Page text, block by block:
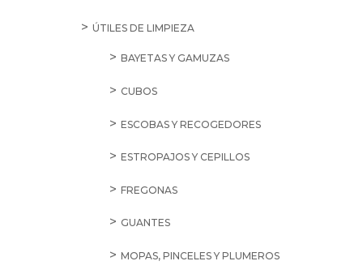
ÚTILES DE LIMPIEZA
BAYETAS Y GAMUZAS
CUBOS
ESCOBAS Y RECOGEDORES
ESTROPAJOS Y CEPILLOS
FREGONAS
GUANTES
MOPAS, PINCELES Y PLUMEROS